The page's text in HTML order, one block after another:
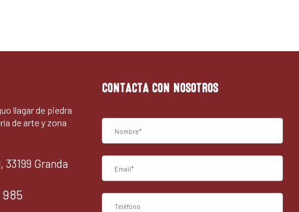
llagar de piedra
de arte y zona
Granda
985
CONTACTA CON NOSOTROS